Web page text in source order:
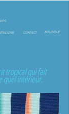
CONTACT BOUTIQUE
tropical qui fait
quel intérieur.